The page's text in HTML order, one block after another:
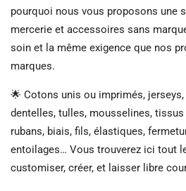
pourquoi nous vous proposons une
mercerie et accessoires sans
soin et la même exigence que nos
marques.
🌟 Cotons unis ou imprimés,
dentelles, tulles, mousselines,
rubans, biais, fils, élastiques,
entoilages… Vous trouverez ici tout
customiser, créer, et laisser libre